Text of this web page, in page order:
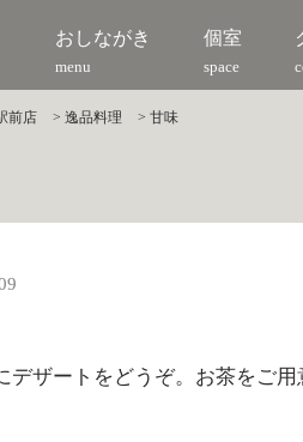
おしながき
menu
個室
space
前店 > 逸品料理 > 甘味
デザートをどうぞ。お茶をご用